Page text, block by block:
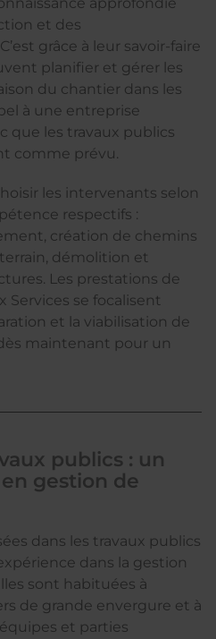
et des
grâce à leur savoir-faire
planifier et gérer les
du chantier dans les
à une entreprise
que les travaux publics
comme prévu.
les intervenants selon
respectifs :
création de chemins
démolition et
Les prestations de
Services se focalisent
et la viabilisation de
maintenant pour un
publics : un
gestion de
dans les travaux publics
dans la gestion
sont habituées à
de grande envergure et à
et parties